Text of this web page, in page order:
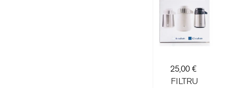
CURATĂ
Preț
25,00 €
FILTRU